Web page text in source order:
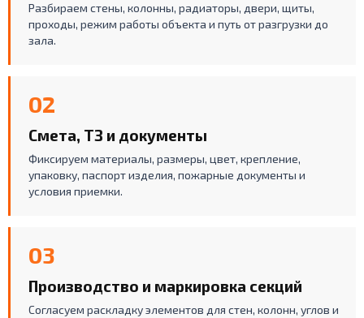
Разбираем стены, колонны, радиаторы, двери, щиты,
проходы, режим работы объекта и путь от разгрузки до
зала.
02
Смета, ТЗ и документы
Фиксируем материалы, размеры, цвет, крепление,
упаковку, паспорт изделия, пожарные документы и
условия приемки.
03
Производство и маркировка секций
Согласуем раскладку элементов для стен, колонн, углов и